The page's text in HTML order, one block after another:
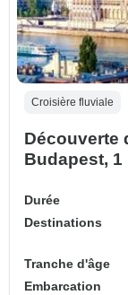
Croisière fluviale
Découverte
Budapest,
Durée
Destinations
Tranche d'âge
Embarcation